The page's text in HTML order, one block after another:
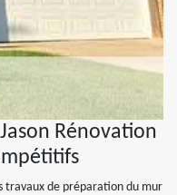
Rénovation
travaux de préparation du mur